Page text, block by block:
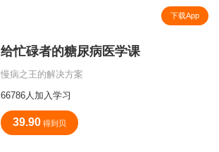
下载App
给忙碌者的糖尿病医学课
慢病之王的解决方案
66786人加入学习
39.90 得到贝